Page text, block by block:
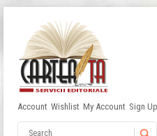
Account Wishlist My Account Sign Up